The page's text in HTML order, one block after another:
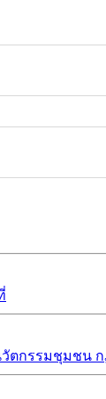
ตกรรมชุมชน